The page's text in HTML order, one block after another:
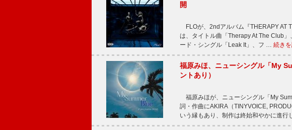
開
FLOが、2ndアルバム『THERAPY
は、タイトル曲「Therapy At The Club
ード・シングル「Leak It」、フ … 続き
福原みほ、ニューシングル「My
ントあり）
福原みほが、ニューシングル「My
詞・作曲にAKIRA（TINYVOICE,
いう縁もあり、制作は終始和やかに進行